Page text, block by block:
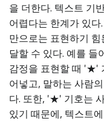
을 더한다. 텍스트 기
어렵다는 한계가 있
만으로는 표현하기
달할 수 있다. 예를
감정을 표현할 때 '★'
어넣고, 말하는 사람
다. 또한, '★' 기호는
있기 때문에, 텍스트